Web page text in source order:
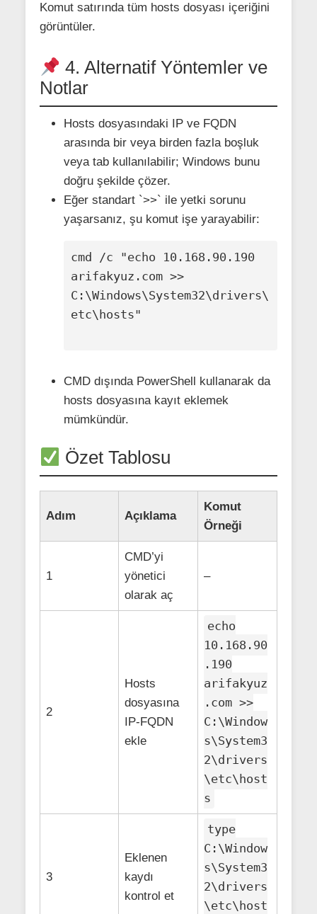
Komut satırında tüm hosts dosyası içeriğini
görüntüler.
4. Alternatif Yöntemler ve
Notlar
Hosts dosyasındaki IP ve FQDN
arasında bir veya birden fazla boşluk
veya tab kullanılabilir; Windows bunu
doğru şekilde çözer.
Eğer standart `>>` ile yetki sorunu
yaşarsanız, şu komut işe yarayabilir:
cmd /c "echo 10.168.90.190
arifakyuz.com >>
C:\Windows\System32\drivers\
etc\hosts"
CMD dışında PowerShell kullanarak da
hosts dosyasına kayıt eklemek
mümkündür.
Özet Tablosu
Adım Açıklama
Komut
Örneği
1
CMD’yi
yönetici
olarak aç
–
2
Hosts
dosyasına
IP-FQDN
ekle
echo
10.168.90
.190
arifakyuz
.com >>
C:\Window
s\System3
2\drivers
\etc\host
s
3
Eklenen
kaydı
kontrol et
type
C:\Window
s\System3
2\drivers
\etc\host